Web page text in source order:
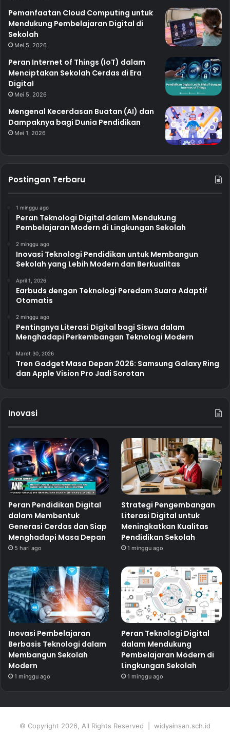
Pemanfaatan Cloud Computing untuk
Mendukung Pembelajaran Digital di
Sekolah
Mei 5, 2026
Peran Internet of Things (IoT) dalam
Menciptakan Sekolah Cerdas di Era
Digital
Mei 5, 2026
Mengenal Kecerdasan Buatan (AI) dan
Dampaknya bagi Dunia Pendidikan
Mei 1, 2026
Postingan Terbaru
1 minggu ago
Peran Teknologi Digital dalam Mendukung
Pembelajaran Modern di Lingkungan Sekolah
2 minggu ago
Inovasi Teknologi Pendidikan untuk Membangun
Sekolah yang Lebih Modern dan Berkualitas
April 1, 2026
Earbuds dengan Teknologi Peredam Suara Adaptif
Otomatis
2 minggu ago
Pentingnya Literasi Digital bagi Siswa dalam
Menghadapi Perkembangan Teknologi Modern
Maret 30, 2026
Tren Gadget Masa Depan 2026: Samsung Galaxy Ring
dan Apple Vision Pro Jadi Sorotan
Inovasi
Peran Pendidikan Digital
dalam Membentuk
Generasi Cerdas dan Siap
Menghadapi Masa Depan
5 hari ago
Strategi Pengembangan
Literasi Digital untuk
Meningkatkan Kualitas
Pendidikan Sekolah
1 minggu ago
Inovasi Pembelajaran
Berbasis Teknologi dalam
Membangun Sekolah
Modern
1 minggu ago
Peran Teknologi Digital
dalam Mendukung
Pembelajaran Modern di
Lingkungan Sekolah
1 minggu ago
© Copyright 2026, All Rights Reserved | widyainsan.sch.id